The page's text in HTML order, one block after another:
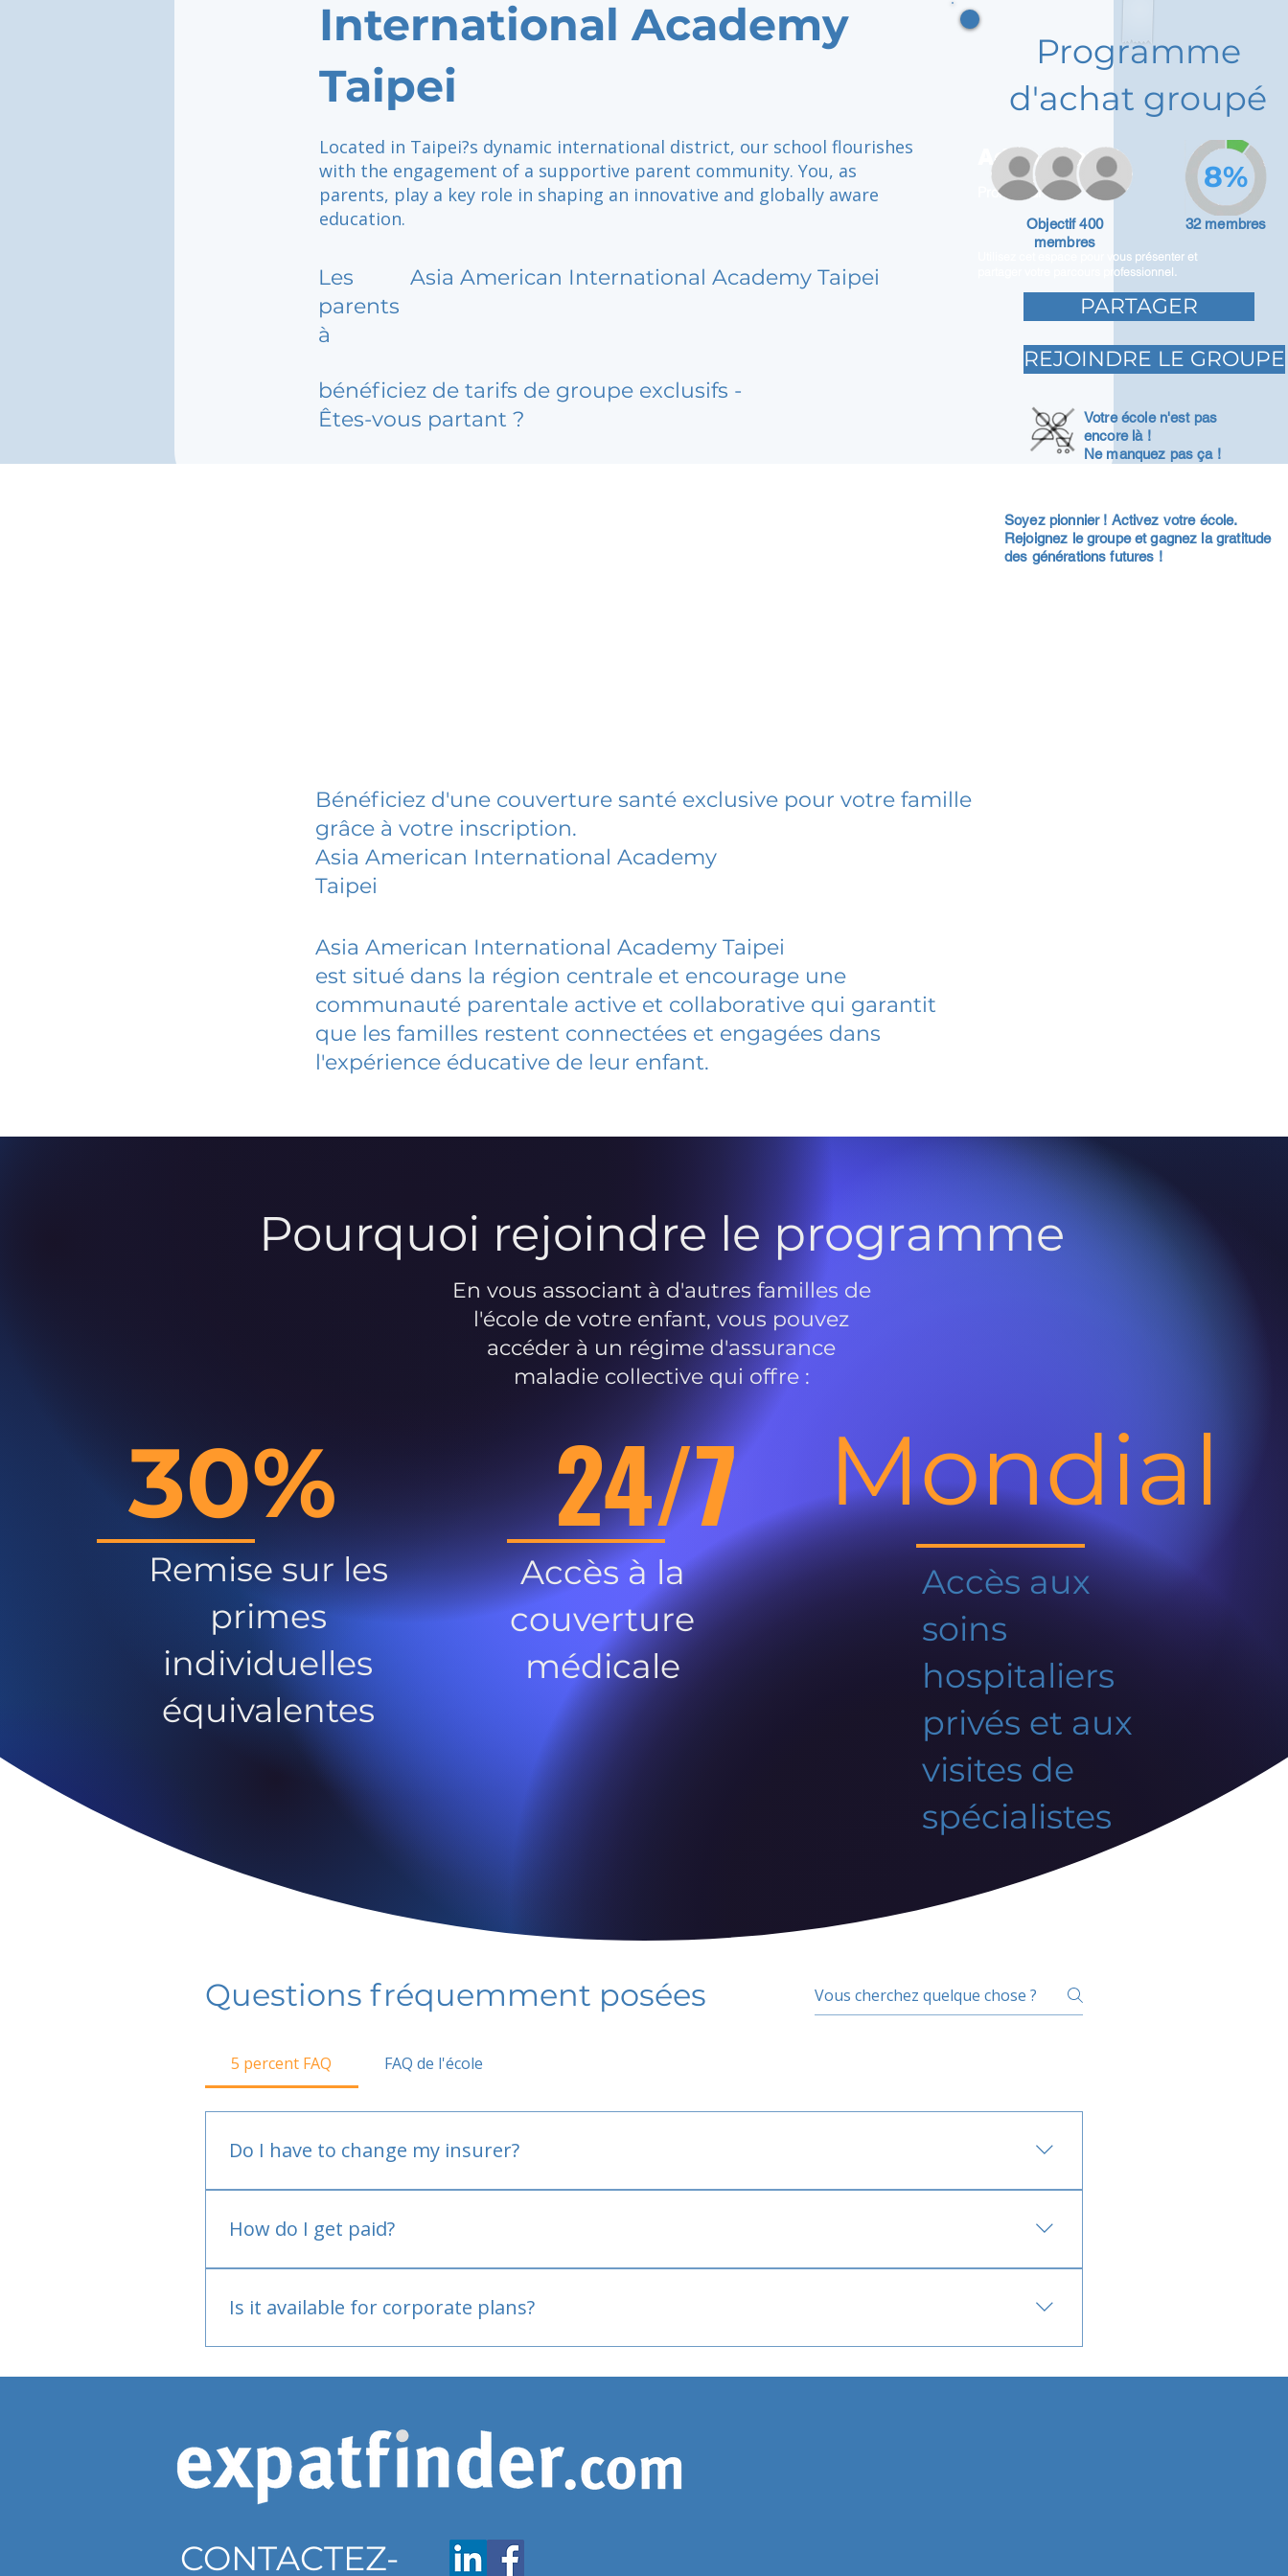
International Academy
Taipei
Located in Taipei?s dynamic international district, our school flourishes
with the engagement of a supportive parent community. You, as
parents, play a key role in shaping an innovative and globally aware
education.
Les
parents
à
Asia American International Academy Taipei
bénéficiez de tarifs de groupe exclusifs -
Êtes-vous partant ?
Adam Caar
Promoteur
Utilisez cet espace pour vous présenter et
partager votre parcours professionnel.
Programme
d'achat groupé
Objectif 400
membres
32 membres
8%
PARTAGER
REJOINDRE LE GROUPE
Votre école n'est pas
encore là !
Ne manquez pas ça !
Soyez pionnier ! Activez votre école.
Rejoignez le groupe et gagnez la gratitude
des générations futures !
Bénéficiez d'une couverture santé exclusive pour votre famille
grâce à votre inscription.
Asia American International Academy
Taipei
Asia American International Academy Taipei
est situé dans la région centrale et encourage une
communauté parentale active et collaborative qui garantit
que les familles restent connectées et engagées dans
l'expérience éducative de leur enfant.
Pourquoi rejoindre le programme
En vous associant à d'autres familles de
l'école de votre enfant, vous pouvez
accéder à un régime d'assurance
maladie collective qui offre :
30%
Remise sur les
primes
individuelles
équivalentes
24/7
Accès à la
couverture
médicale
Mondial
Accès aux
soins
hospitaliers
privés et aux
visites de
spécialistes
Questions fréquemment posées
5 percent FAQ FAQ de l'école
Do I have to change my insurer?
How do I get paid?
Is it available for corporate plans?
CONTACTEZ-